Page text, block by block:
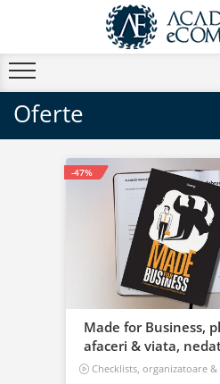
Oferte
Made for Business,
afaceri & viata,
Checklists, organizatoare
-47%